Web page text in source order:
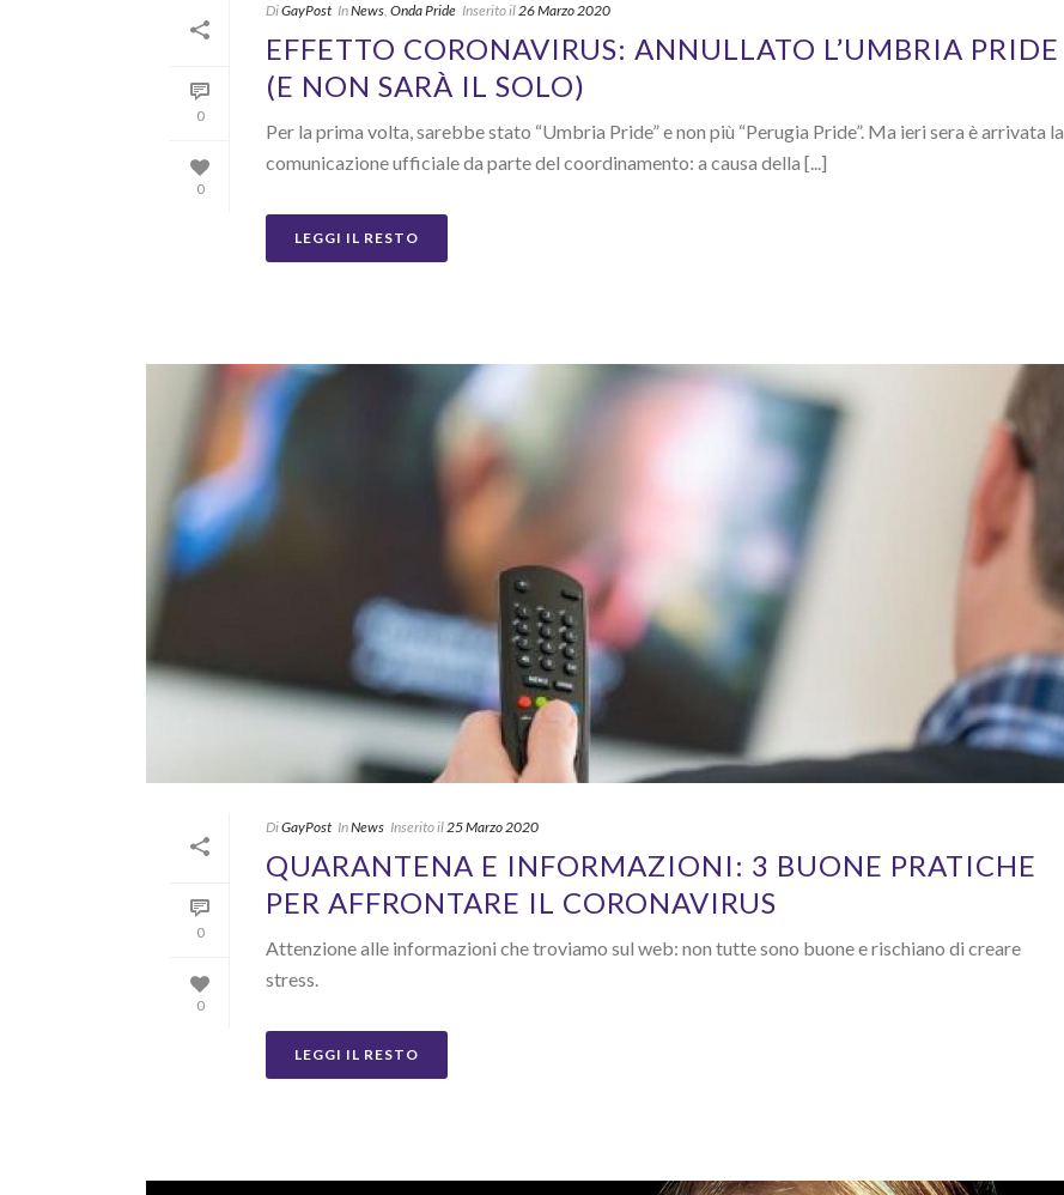
0
0
DiGayPost InNews, Onda Pride Inserito il26 Marzo 2020
EFFETTO CORONAVIRUS: ANNULLATO L’UMBRIA PRIDE
(E NON SARÀ IL SOLO)
Per la prima volta, sarebbe stato “Umbria Pride” e non più “Perugia Pride”. Ma ieri sera è arrivata la
comunicazione ufficiale da parte del coordinamento: a causa della [...]
LEGGI IL RESTO
0
0
DiGayPost InNews Inserito il25 Marzo 2020
QUARANTENA E INFORMAZIONI: 3 BUONE PRATICHE
PER AFFRONTARE IL CORONAVIRUS
Attenzione alle informazioni che troviamo sul web: non tutte sono buone e rischiano di creare
stress.
LEGGI IL RESTO